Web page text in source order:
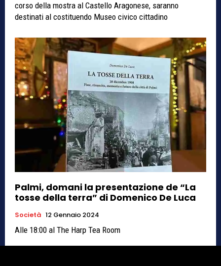
corso della mostra al Castello Aragonese, saranno
destinati al costituendo Museo civico cittadino
Palmi, domani la presentazione de “La
tosse della terra” di Domenico De Luca
Società 12 Gennaio 2024
Alle 18:00 al The Harp Tea Room